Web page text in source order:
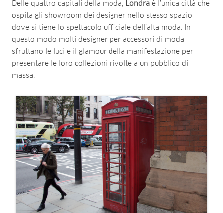
Delle quattro capitali della moda, Londra è l’unica città che
ospita gli showroom dei designer nello stesso spazio
dove si tiene lo spettacolo ufficiale dell’alta moda. In
questo modo molti designer per accessori di moda
sfruttano le luci e il glamour della manifestazione per
presentare le loro collezioni rivolte a un pubblico di
massa.